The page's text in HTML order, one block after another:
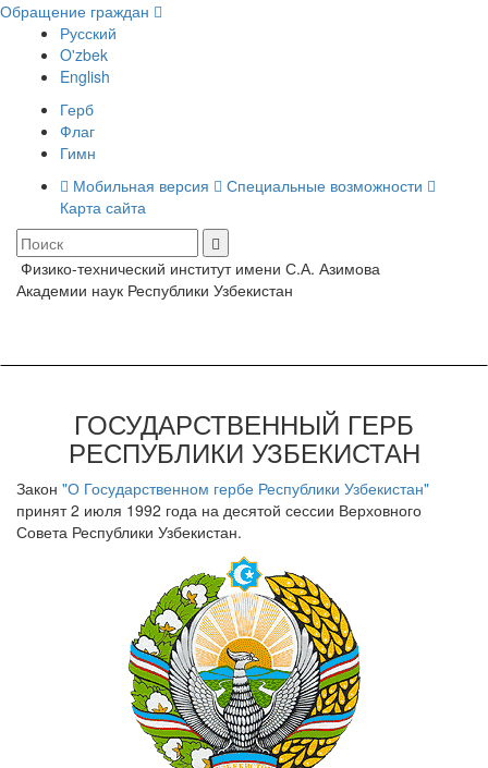
Обращение граждан
Русский
O'zbek
English
Герб
Флаг
Гимн
Мобильная версия
Специальные возможности
Карта сайта
Физико-технический институт имени С.А. Азимова
Академии наук Республики Узбекистан
ГОСУДАРСТВЕННЫЙ ГЕРБ
РЕСПУБЛИКИ УЗБЕКИСТАН
Закон "О Государственном гербе Республики Узбекистан"
принят 2 июля 1992 года на десятой сессии Верховного
Совета Республики Узбекистан.